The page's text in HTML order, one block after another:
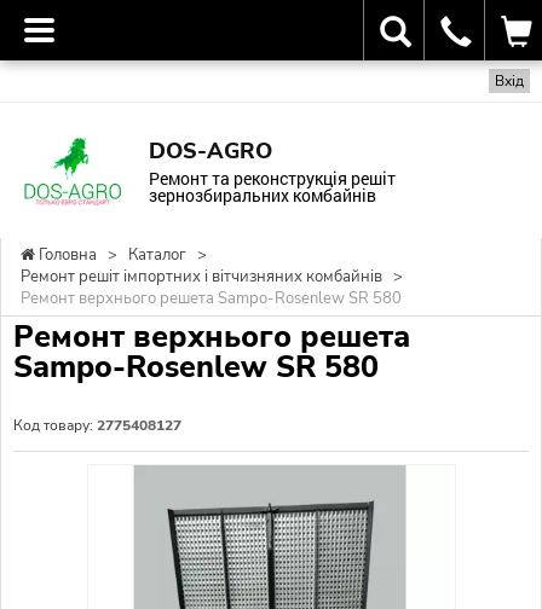
Вхід
DOS-AGRO
Ремонт та реконструкція решіт
зернозбиральних комбайнів
Головна > Каталог >
Ремонт решіт імпортних і вітчизняних комбайнів >
Ремонт верхнього решета Sampo-Rosenlew SR 580
Ремонт верхнього решета
Sampo-Rosenlew SR 580
Код товару: 2775408127